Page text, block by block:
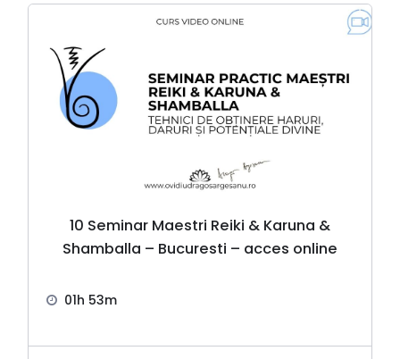
10 Seminar Maestri Reiki & Karuna &
Shamballa – Bucuresti – acces online
01h 53m